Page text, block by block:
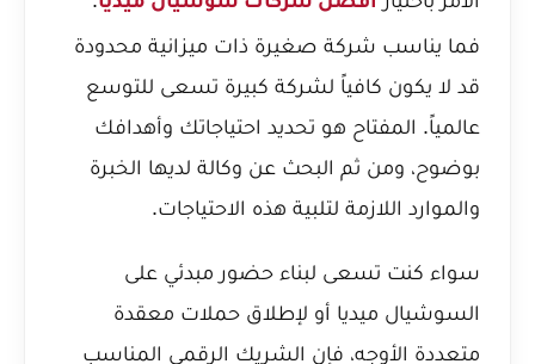
فما يناسب شركة صغيرة ذات ميزانية محدودة
قد لا يكون كافياً لشركة كبيرة تسعى للتوسع
عالمياً. المفتاح هو تحديد احتياجاتك وأهدافك
بوضوح، ومن ثم البحث عن وكالة لديها الخبرة
والموارد اللازمة لتلبية هذه الاحتياجات.
سواء كنت تسعى لبناء حضور مبدئي على
السوشيال ميديا أو لإطلاق حملات معقدة
متعددة الأوجه، فإن الشريك الرقمي المناسب